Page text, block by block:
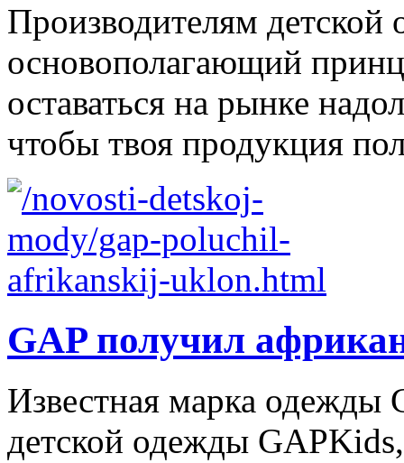
Производителям детской
основополагающий
оставаться на рынке
чтобы твоя продукция
GAP получил
Известная марка
детской одежды